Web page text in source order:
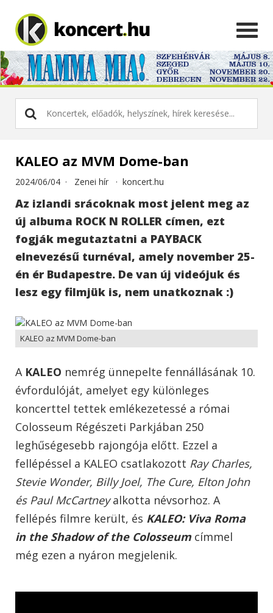
KALEO az MVM Dome-ban
2024/06/04 · Zenei hír · koncert.hu
Az izlandi srácoknak most jelent meg az
új albuma ROCK N ROLLER címen, ezt
fogják megutaztatni a PAYBACK
elnevezésű turnéval, amely november 25-
én ér Budapestre. De van új videójuk és
lesz egy filmjük is, nem unatkoznak :)
KALEO az MVM Dome-ban
A KALEO nemrég ünnepelte fennállásának 10.
évfordulóját, amelyet egy különleges
koncerttel tettek emlékezetessé a római
Colosseum Régészeti Parkjában 250
leghűségesebb rajongója előtt. Ezzel a
fellépéssel a KALEO csatlakozott Ray Charles,
Stevie Wonder, Billy Joel, The Cure, Elton John
és Paul McCartneyalkotta névsorhoz. A
fellépés filmre került, és KALEO: Viva Roma
in the Shadow of the Colosseum címmel
még ezen a nyáron megjelenik.